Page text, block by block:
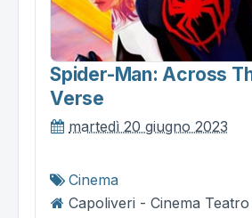
Spider-Man: Across
Verse
martedì 20 giugno 2023
Cinema
Capoliveri - Cinema